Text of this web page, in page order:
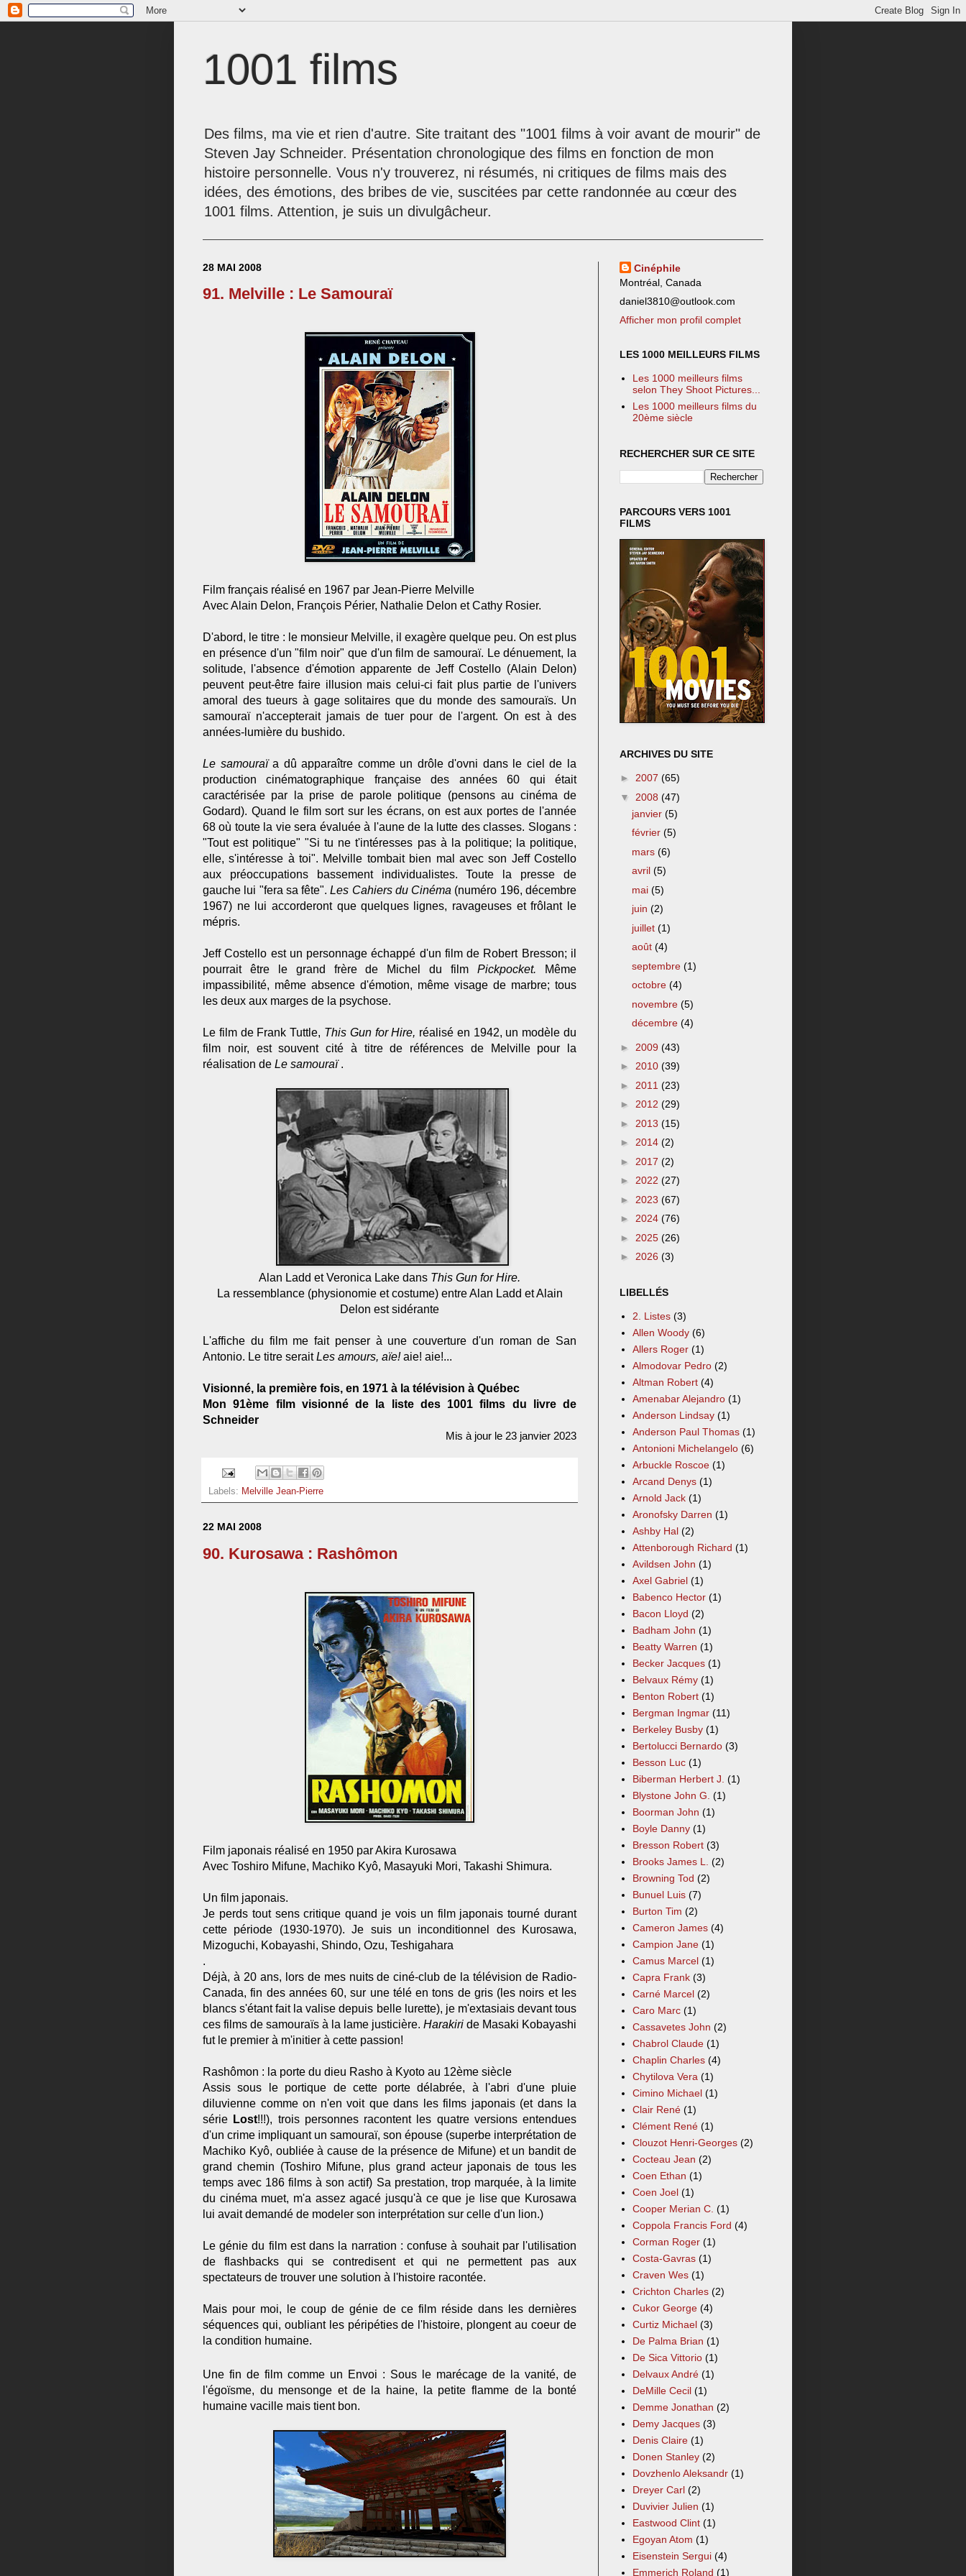
1001 films
Des films, ma vie et rien d'autre. Site traitant des "1001 films à voir avant de mourir" de
Steven Jay Schneider. Présentation chronologique des films en fonction de mon
histoire personnelle. Vous n'y trouverez, ni résumés, ni critiques de films mais des
idées, des émotions, des bribes de vie, suscitées par cette randonnée au cœur des
1001 films. Attention, je suis un divulgâcheur.
28 MAI 2008
91. Melville : Le Samouraï
Film français réalisé en 1967 par Jean-Pierre Melville
Avec Alain Delon, François Périer, Nathalie Delon et Cathy Rosier.
D'abord, le titre : le monsieur Melville, il exagère quelque peu. On est plus
en présence d'un "film noir" que d'un film de samouraï. Le dénuement, la
solitude, l'absence d'émotion apparente de Jeff Costello (Alain Delon)
peuvent peut-être faire illusion mais celui-ci fait plus partie de l'univers
amoral des tueurs à gage solitaires que du monde des samouraïs. Un
samouraï n'accepterait jamais de tuer pour de l'argent. On est à des
années-lumière du bushido.
Le samouraïa dû apparaître comme un drôle d'ovni dans le ciel de la
production cinématographique française des années 60 qui était
caractérisée par la prise de parole politique (pensons au cinéma de
Godard). Quand le film sort sur les écrans, on est aux portes de l'année
68 où toute la vie sera évaluée à l'aune de la lutte des classes. Slogans :
"Tout est politique" "Si tu ne t'intéresses pas à la politique; la politique,
elle, s'intéresse à toi". Melville tombait bien mal avec son Jeff Costello
aux préoccupations bassement individualistes. Toute la presse de
gauche lui "fera sa fête".Les Cahiers du Cinéma (numéro 196, décembre
1967) ne lui accorderont que quelques lignes, ravageuses et frôlant le
mépris.
Jeff Costello est un personnage échappé d'un film de Robert Bresson; il
pourrait être le grand frère de Michel du filmPickpocket. Même
impassibilité, même absence d'émotion, même visage de marbre; tous
les deux aux marges de la psychose.
Le film de Frank Tuttle, This Gun for Hire, réalisé en 1942, un modèle du
film noir, est souvent cité à titre de références de Melville pour la
réalisation de Le samouraï.
Alan Ladd et Veronica Lake dans This Gun for Hire.
La ressemblance (physionomie et costume) entre Alan Ladd et Alain
Delon est sidérante
L'affiche du film me fait penser à une couverture d'un roman de San
Antonio. Le titre seraitLes amours, aïe!aie! aie!...
Visionné, la première fois, en 1971 à la télévision à Québec
Mon 91ème film visionné de la liste des 1001 films du livre de
Schneider
Mis à jour le 23 janvier 2023
Labels: Melville Jean-Pierre
22 MAI 2008
90. Kurosawa : Rashômon
Film japonais réalisé en 1950 par Akira Kurosawa
Avec Toshiro Mifune, Machiko Kyô, Masayuki Mori, Takashi Shimura.
Un film japonais.
Je perds tout sens critique quand je vois un film japonais tourné durant
cette période (1930-1970). Je suis un inconditionnel des Kurosawa,
Mizoguchi, Kobayashi, Shindo, Ozu, Teshigahara
.
Déjà, à 20 ans, lors de mes nuits de ciné-club de la télévision de Radio-
Canada, fin des années 60, sur une télé en tons de gris (les noirs et les
blancs s'étant fait la valise depuis belle lurette), je m'extasiais devant tous
ces films de samouraïs à la lame justicière. Harakiri de Masaki Kobayashi
fut le premier à m'initier à cette passion!
Rashômon : la porte du dieu Rasho à Kyoto au 12ème siècle
Assis sous le portique de cette porte délabrée, à l'abri d'une pluie
diluvienne comme on n'en voit que dans les films japonais (et dans la
série Lost!!!), trois personnes racontent les quatre versions entendues
d'un crime impliquant un samouraï, son épouse (superbe interprétation de
Machiko Kyô, oubliée à cause de la présence de Mifune) et un bandit de
grand chemin (Toshiro Mifune, plus grand acteur japonais de tous les
temps avec 186 films à son actif) Sa prestation, trop marquée, à la limite
du cinéma muet, m'a assez agacé jusqu'à ce que je lise que Kurosawa
lui avait demandé de modeler son interprétation sur celle d'un lion.)
Le génie du film est dans la narration : confuse à souhait par l'utilisation
de flashbacks qui se contredisent et qui ne permettent pas aux
spectateurs de trouver une solution à l'histoire racontée.
Mais pour moi, le coup de génie de ce film réside dans les dernières
séquences qui, oubliant les péripéties de l'histoire, plongent au coeur de
la condition humaine.
Une fin de film comme un Envoi : Sous le marécage de la vanité, de
l'égoïsme, du mensonge et de la haine, la petite flamme de la bonté
humaine vacille mais tient bon.
Cinéphile
Montréal, Canada
daniel3810@outlook.com
Afficher mon profil complet
LES 1000 MEILLEURS FILMS
Les 1000 meilleurs films
selon They Shoot Pictures...
Les 1000 meilleurs films du
20ème siècle
RECHERCHER SUR CE SITE
PARCOURS VERS 1001
FILMS
ARCHIVES DU SITE
► 2007 (65)
▼ 2008 (47)
janvier (5)
février (5)
mars (6)
avril (5)
mai (5)
juin (2)
juillet (1)
août (4)
septembre (1)
octobre (4)
novembre (5)
décembre (4)
► 2009 (43)
► 2010 (39)
► 2011 (23)
► 2012 (29)
► 2013 (15)
► 2014 (2)
► 2017 (2)
► 2022 (27)
► 2023 (67)
► 2024 (76)
► 2025 (26)
► 2026 (3)
LIBELLÉS
2. Listes (3)
Allen Woody (6)
Allers Roger (1)
Almodovar Pedro (2)
Altman Robert (4)
Amenabar Alejandro (1)
Anderson Lindsay (1)
Anderson Paul Thomas (1)
Antonioni Michelangelo (6)
Arbuckle Roscoe (1)
Arcand Denys (1)
Arnold Jack (1)
Aronofsky Darren (1)
Ashby Hal (2)
Attenborough Richard (1)
Avildsen John (1)
Axel Gabriel (1)
Babenco Hector (1)
Bacon Lloyd (2)
Badham John (1)
Beatty Warren (1)
Becker Jacques (1)
Belvaux Rémy (1)
Benton Robert (1)
Bergman Ingmar (11)
Berkeley Busby (1)
Bertolucci Bernardo (3)
Besson Luc (1)
Biberman Herbert J. (1)
Blystone John G. (1)
Boorman John (1)
Boyle Danny (1)
Bresson Robert (3)
Brooks James L. (2)
Browning Tod (2)
Bunuel Luis (7)
Burton Tim (2)
Cameron James (4)
Campion Jane (1)
Camus Marcel (1)
Capra Frank (3)
Carné Marcel (2)
Caro Marc (1)
Cassavetes John (2)
Chabrol Claude (1)
Chaplin Charles (4)
Chytilova Vera (1)
Cimino Michael (1)
Clair René (1)
Clément René (1)
Clouzot Henri-Georges (2)
Cocteau Jean (2)
Coen Ethan (1)
Coen Joel (1)
Cooper Merian C. (1)
Coppola Francis Ford (4)
Corman Roger (1)
Costa-Gavras (1)
Craven Wes (1)
Crichton Charles (2)
Cukor George (4)
Curtiz Michael (3)
De Palma Brian (1)
De Sica Vittorio (1)
Delvaux André (1)
DeMille Cecil (1)
Demme Jonathan (2)
Demy Jacques (3)
Denis Claire (1)
Donen Stanley (2)
Dovzhenlo Aleksandr (1)
Dreyer Carl (2)
Duvivier Julien (1)
Eastwood Clint (1)
Egoyan Atom (1)
Eisenstein Sergui (4)
Emmerich Roland (1)